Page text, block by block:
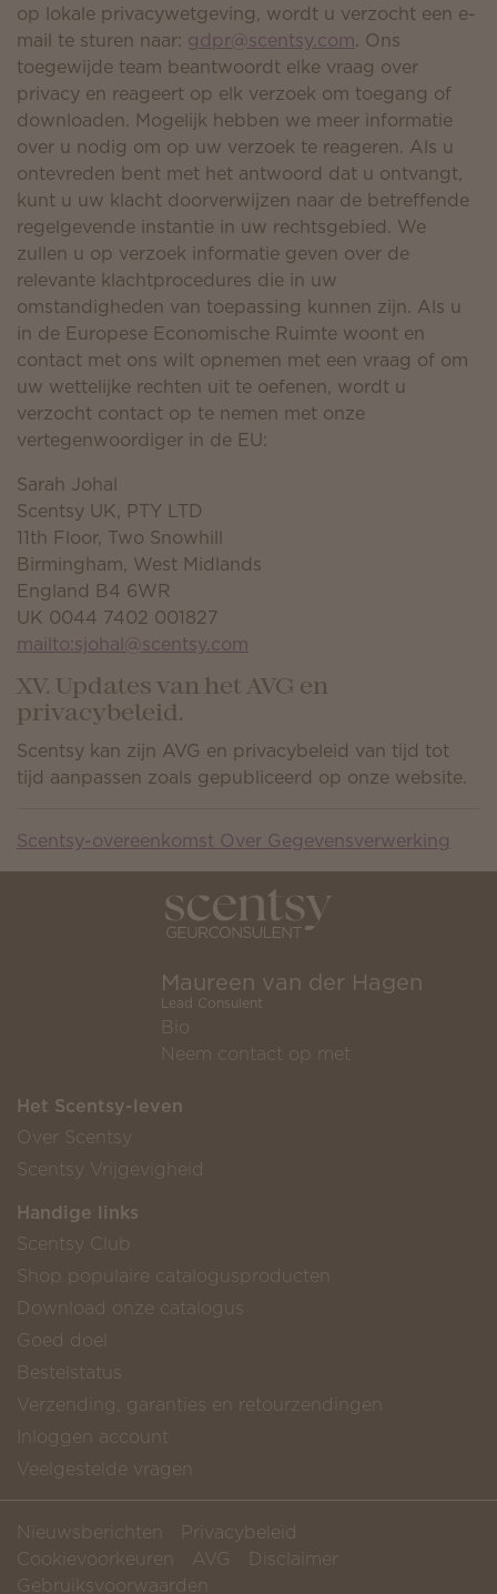
op lokale privacywetgeving, wordt u verzocht een e-
mail te sturen naar: gdpr@scentsy.com. Ons
toegewijde team beantwoordt elke vraag over
privacy en reageert op elk verzoek om toegang of
downloaden. Mogelijk hebben we meer informatie
over u nodig om op uw verzoek te reageren. Als u
ontevreden bent met het antwoord dat u ontvangt,
kunt u uw klacht doorverwijzen naar de betreffende
regelgevende instantie in uw rechtsgebied. We
zullen u op verzoek informatie geven over de
relevante klachtprocedures die in uw
omstandigheden van toepassing kunnen zijn. Als u
in de Europese Economische Ruimte woont en
contact met ons wilt opnemen met een vraag of om
uw wettelijke rechten uit te oefenen, wordt u
verzocht contact op te nemen met onze
vertegenwoordiger in de EU:
Sarah Johal
Scentsy UK, PTY LTD
11th Floor, Two Snowhill
Birmingham, West Midlands
England B4 6WR
UK 0044 7402 001827
mailto:sjohal@scentsy.com
XV. Updates van het AVG en
privacybeleid.
Scentsy kan zijn AVG en privacybeleid van tijd tot
tijd aanpassen zoals gepubliceerd op onze website.
Scentsy-overeenkomst Over Gegevensverwerking
Maureen van der Hagen
Lead Consulent
Bio
Neem contact op met
Het Scentsy-leven
Over Scentsy
Scentsy Vrijgevigheid
Handige links
Scentsy Club
Shop populaire catalogusproducten
Download onze catalogus
Goed doel
Bestelstatus
Verzending, garanties en retourzendingen
Inloggen account
Veelgestelde vragen
Nieuwsberichten
Privacybeleid
Cookievoorkeuren
AVG
Disclaimer
Gebruiksvoorwaarden